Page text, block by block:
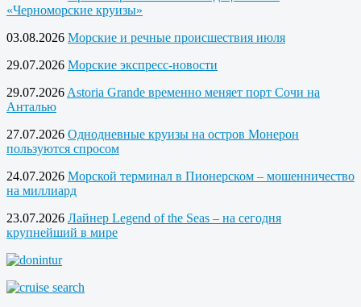
«Черноморские круизы»
03.08.2026 Морские и речные происшествия июля
29.07.2026 Морские экспресс-новости
29.07.2026 Astoria Grande временно меняет порт Сочи на
Анталью
27.07.2026 Однодневные круизы на остров Монерон
пользуются спросом
24.07.2026 Морской терминал в Пионерском – мошенничество
на миллиард
23.07.2026 Лайнер Legend of the Seas – на сегодня
крупнейший в мире